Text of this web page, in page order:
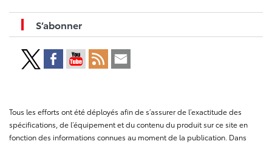
S’abonner
Tous les efforts ont été déployés afin de s’assurer de l’exactitude des
spécifications, de l’équipement et du contenu du produit sur ce site en
fonction des informations connues au moment de la publication. Dans